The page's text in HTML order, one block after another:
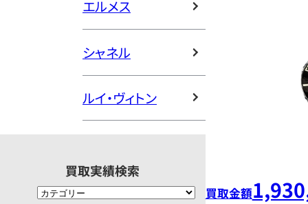
エルメス
シャネル
ルイ・ヴィトン
買取実績検索
買取金額